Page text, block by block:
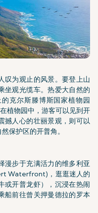
叹为观止的风景。要登上山
坐观光缆车。热爱大自然的
克尔斯滕博斯国家植物园
植物园中，游客可以见到开
撼人心的壮丽景观，则可以
保护区的开普角。
漫步于充满活力的维多利亚
Waterfront)，逛逛迷人的
或开普龙虾），沉浸在热闹
船前往曾关押曼德拉的罗本